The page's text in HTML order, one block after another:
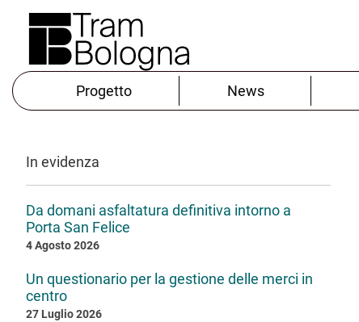
Progetto News
In evidenza
Da domani asfaltatura definitiva intorno a
Porta San Felice
4 Agosto 2026
Un questionario per la gestione delle merci in
centro
27 Luglio 2026